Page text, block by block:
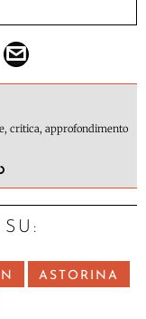
critica, approfondimento
ASTORINA